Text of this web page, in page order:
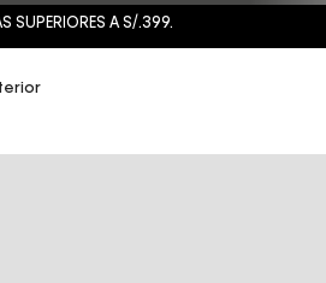
SUPERIORES A S/.399.